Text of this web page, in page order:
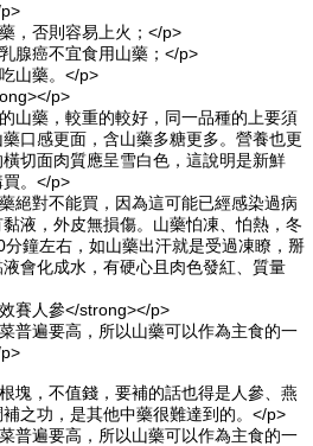
，否則容易上火；</p>
腺癌不宜食用山藥；</p>
山藥。</p>
p>
山藥，較重的較好，同一品種的上要須
口感更面，含山藥多糖更多。營養也更
切面肉質應呈雪白色，這說明是新鮮
。</p>
絕對不能買，因為這可能已經感染過病
液，外皮無損傷。山藥怕凍、怕熱，冬
鐘左右，如山藥出汗就是受過凍瞭，掰
會化成水，有硬心且肉色發紅、質量
賽人參</strong></p>
普遍要高，所以山藥可以作為主食的一
塊，不值錢，要補的話也得是人參、燕
之功，是其他中藥很難達到的。</p>
普遍要高，所以山藥可以作為主食的一